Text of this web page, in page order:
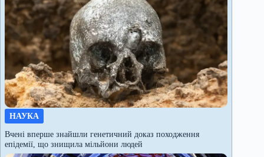
НАУКА
Вчені вперше знайшли генетичний доказ походження
епідемії, що знищила мільйони людей